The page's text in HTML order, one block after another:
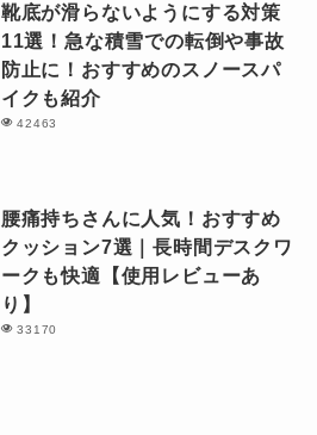
靴底が滑らないようにする対策
11選！急な積雪での転倒や事故
防止に！おすすめのスノースパ
イクも紹介
42463
腰痛持ちさんに人気！おすすめ
クッション7選｜長時間デスクワ
ークも快適【使用レビューあ
り】
33170